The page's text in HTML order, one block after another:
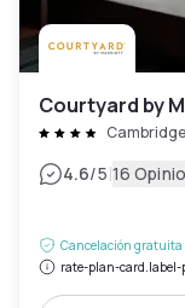
Courtyard by
4.6/5|16
Cancelación gratuita
rate-plan-card.label-